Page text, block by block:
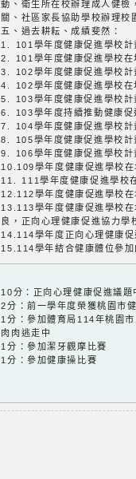
動、衛生所在校辦理成人健檢
關、社區家長協助學校辦理校
五、過去耕耘、成績斐然：
1. 101學年度健康促進學校計
2. 101學年度健康促進學校在
3. 102學年度健康促進學校計
4. 102學年度健康促進學校在
5. 103學年度健康促進學校計
6. 103學年度持續推動健康促
7. 104學年度健康促進學校計
8. 105學年度健康促進學校計
9. 106學年度健康促進學校計
10.109學年度健康促進學校
11. 111學年度健康促進學校
12.112學年度健康促進學校
13.113學年度健康促進學校
良，正向心理健康促進協力學
14.114學年度正向心理健康
15.114學年結合健康體位參
10分：正向心理健康促進議題
2分：前一學年度榮獲桃園市
1分：參加體育局114年桃園
肉肉逃走中
1分：參加潔牙觀摩比賽
1分：參加健康操比賽